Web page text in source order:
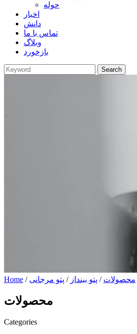
حوله
اخبار
دانش
تماس با ما
وبلاگ
بازخورد
Home / محصولات / پتو بینداز / پتو مرجانی
محصولات
Categories